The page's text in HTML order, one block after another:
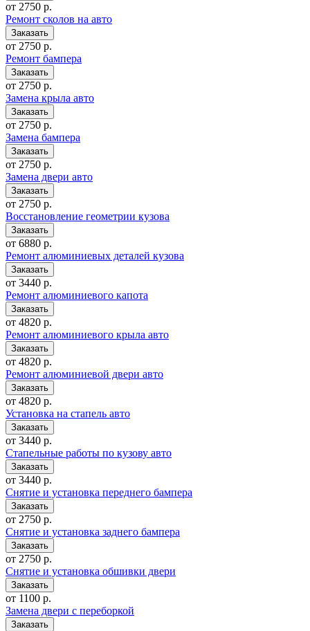
от 2750 р.
Ремонт сколов на авто
от 2750 р.
Ремонт бампера
от 2750 р.
Замена крыла авто
от 2750 р.
Замена бампера
от 2750 р.
Замена двери авто
от 2750 р.
Восстановление геометрии кузова
от 6880 р.
Ремонт алюминиевых деталей кузова
от 3440 р.
Ремонт алюминиевого капота
от 4820 р.
Ремонт алюминиевого крыла авто
от 4820 р.
Ремонт алюминиевой двери авто
от 4820 р.
Установка на стапель авто
от 3440 р.
Стапельные работы по кузову авто
от 3440 р.
Снятие и установка переднего бампера
от 2750 р.
Снятие и установка заднего бампера
от 2750 р.
Снятие и установка обшивки двери
от 1100 р.
Замена двери с переборкой